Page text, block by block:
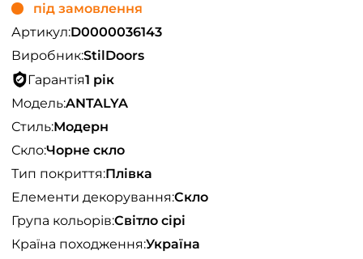
під замовлення
Артикул:D0000036143
Виробник:StilDoors
Гарантія1 рік
Модель:ANTALYA
Стиль:Модерн
Скло:Чорне скло
Тип покриття:Плівка
Елементи декорування:Скло
Група кольорів:Світло сірі
Країна походження:Україна